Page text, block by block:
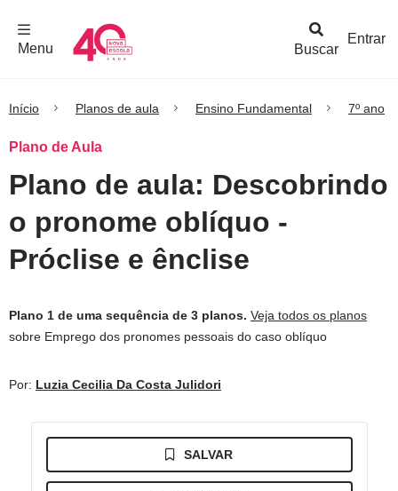
Buscar
Menu
Entrar
Início Planos de aula Ensino Fundamental 7º ano
Plano de Aula
Plano de aula: Descobrindo
o pronome oblíquo -
Próclise e ênclise
Plano 1 de uma sequência de 3 planos. Veja todos os planos
sobre Emprego dos pronomes pessoais do caso oblíquo
Por: Luzia Cecilia Da Costa Julidori
SALVAR